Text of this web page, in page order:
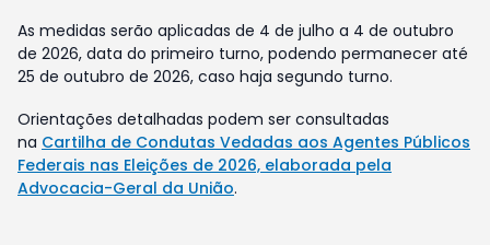
As medidas serão aplicadas de 4 de julho a 4 de outubro
de 2026, data do primeiro turno, podendo permanecer até
25 de outubro de 2026, caso haja segundo turno.
Orientações detalhadas podem ser consultadas
na Cartilha de Condutas Vedadas aos Agentes Públicos
Federais nas Eleições de 2026, elaborada pela
Advocacia-Geral da União.